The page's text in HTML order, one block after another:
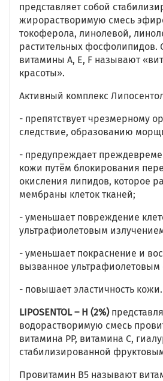
представляет собой
жирорастворимую смесь
токоферола, линолевой,
растительных фосфолипидов.
витамины А, Е, F называют
красоты».
Активный комплекс
- препятствует чрезмерному
следствие, образованию
- предупреждает
кожи путём блокирования
окисления липидов, которое
мембраны клеток тканей;
- уменьшает повреждение
ультрафиолетовым
- уменьшает покраснение и
вызванное ультрафиолетовым
- повышает эластичность кожи.
LIPOSENTOL – H (2%)
водорастворимую смесь
витамина РР, витамина С,
стабилизированной
Провитамин В5 называют